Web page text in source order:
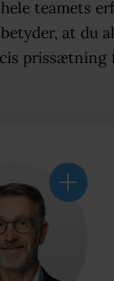
teamets
at du
prissætning